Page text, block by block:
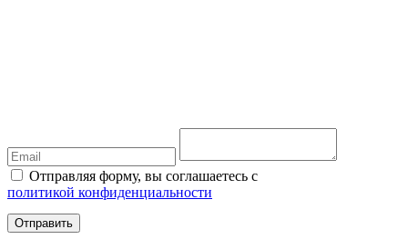
Отправляя форму, вы соглашаетесь с
политикой конфиденциальности
Отправить